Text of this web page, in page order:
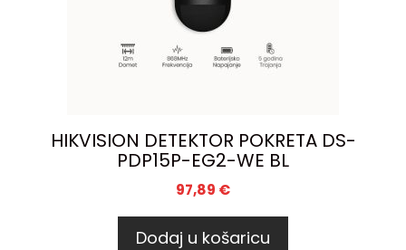
HIKVISION DETEKTOR POKRETA DS-
PDP15P-EG2-WE BL
97,89 €
Dodaj u košaricu